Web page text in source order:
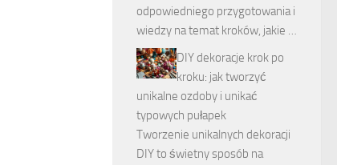
odpowiedniego przygotowania i
wiedzy na temat kroków, jakie …
DIY dekoracje krok po
kroku: jak tworzyć
unikalne ozdoby i unikać
typowych pułapek
Tworzenie unikalnych dekoracji
DIY to świetny sposób na